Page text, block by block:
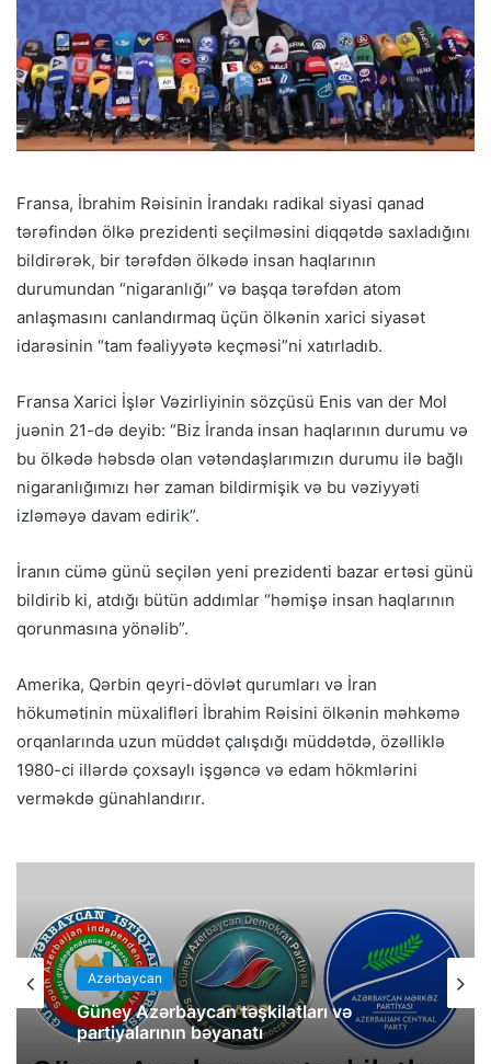
Fransa, İbrahim Rəisinin İrandakı radikal siyasi qanad
tərəfindən ölkə prezidenti seçilməsini diqqətdə saxladığını
bildirərək, bir tərəfdən ölkədə insan haqlarının
durumundan “nigaranlığı” və başqa tərəfdən atom
anlaşmasını canlandırmaq üçün ölkənin xarici siyasət
idarəsinin “tam fəaliyyətə keçməsi”ni xatırladıb.
Fransa Xarici İşlər Vəzirliyinin sözçüsü Enis van der Mol
juənin 21-də deyib: “Biz İranda insan haqlarının durumu və
bu ölkədə həbsdə olan vətəndaşlarımızın durumu ilə bağlı
nigaranlığımızı hər zaman bildirmişik və bu vəziyyəti
izləməyə davam edirik”.
İranın cümə günü seçilən yeni prezidenti bazar ertəsi günü
bildirib ki, atdığı bütün addımlar “həmişə insan haqlarının
qorunmasına yönəlib”.
Amerika, Qərbin qeyri-dövlət qurumları və İran
hökumətinin müxalifləri İbrahim Rəisini ölkənin məhkəmə
orqanlarında uzun müddət çalışdığı müddətdə, özəlliklə
1980-ci illərdə çoxsaylı işgəncə və edam hökmlərini
verməkdə günahlandırır.
Azərbaycan
Güney Azərbaycan təşkilatları və
partiyalarının bəyanatı